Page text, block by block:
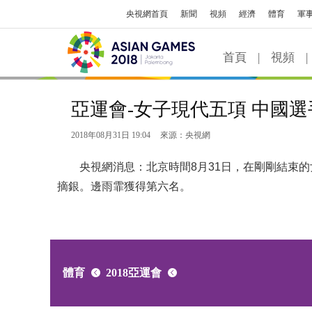
央視網首頁 新聞 視頻 經濟 體育 軍
首頁 | 視頻 |
亞運會-女子現代五項 中國
2018年08月31日 19:04 來源：央視網
央視網消息：北京時間8月31日，在剛剛結束的
摘銀。邊雨霏獲得第六名。
體育 2018亞運會